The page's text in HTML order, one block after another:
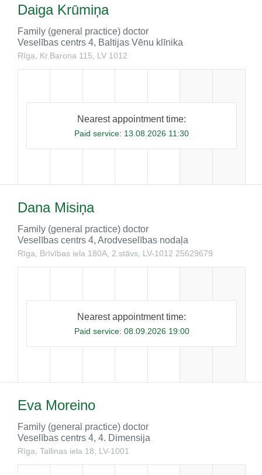
Daiga Krūmiņa
Family (general practice) doctor
Veselības centrs 4, Baltijas Vēnu klīnika
Rīga, Kr.Barona 115, LV 1012
Nearest appointment time:
Paid service: 13.08.2026 11:30
Dana Misiņa
Family (general practice) doctor
Veselības centrs 4, Arodveselības nodaļa
Rīga, Brīvības iela 180A, 2.stāvs, LV-1012 25629679
Nearest appointment time:
Paid service: 08.09.2026 19:00
Eva Moreino
Family (general practice) doctor
Veselības centrs 4, 4. Dimensija
Rīga, Tallinas iela 18, LV-1001